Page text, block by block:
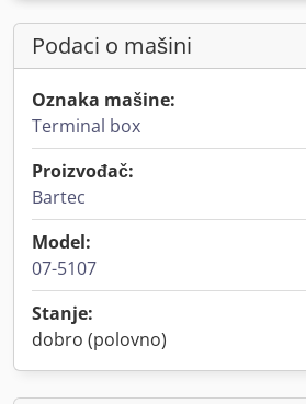
Podaci o mašini
Oznaka mašine:
Terminal box
Proizvođač:
Bartec
Model:
07-5107
Stanje:
dobro (polovno)